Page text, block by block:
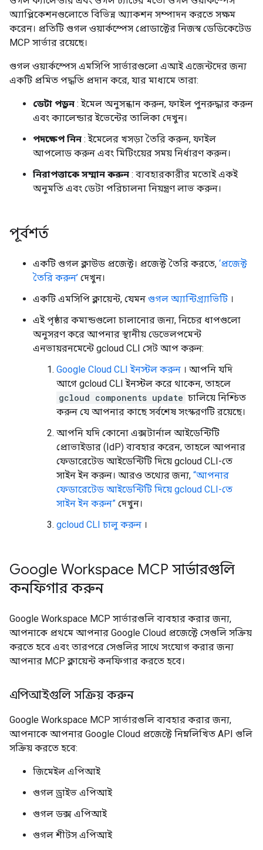
অ্যাপ্লিকেশনগুলোতে বিভিন্ন অ্যাকশন সম্পাদন করতে সক্ষম
করেন। প্রতিটি গুগল ওয়ার্কস্পেস প্রোডাক্টের নিজস্ব ডেডিকেটেড
MCP সার্ভার রয়েছে।
গুগল ওয়ার্কস্পেস এমসিপি সার্ভারগুলো এআই এজেন্টদের জন্য
একটি প্রমিত পদ্ধতি প্রদান করে, যার মাধ্যমে তারা:
ডেটা পড়ুন : ইমেল অনুসন্ধান করুন, ফাইল পুনরুদ্ধার করুন
এবং ক্যালেন্ডার ইভেন্টের তালিকা দেখুন।
পদক্ষেপ নিন : ইমেলের খসড়া তৈরি করুন, ফাইল
আপলোড করুন এবং মিটিংয়ের সময় নির্ধারণ করুন।
নিরাপত্তাকে সম্মান করুন : ব্যবহারকারীর মতোই একই
অনুমতি এবং ডেটা পরিচালনা নিয়ন্ত্রণ লাভ করুন।
পূর্বশর্ত
একটি গুগল ক্লাউড প্রজেক্ট। প্রজেক্ট তৈরি করতে, ‘প্রজেক্ট
তৈরি করুন’ দেখুন।
একটি এমসিপি ক্লায়েন্ট, যেমন গুগল অ্যান্টিগ্র্যাভিটি ।
এই পৃষ্ঠার কমান্ডগুলো চালানোর জন্য, নিচের ধাপগুলো
অনুসরণ করে আপনার স্থানীয় ডেভেলপমেন্ট
এনভায়রনমেন্টে gcloud CLI সেট আপ করুন:
Google Cloud CLI ইনস্টল করুন । আপনি যদি
আগে gcloud CLI ইনস্টল করে থাকেন, তাহলে
gcloud components update চালিয়ে নিশ্চিত
করুন যে আপনার কাছে সর্বশেষ সংস্করণটি রয়েছে।
আপনি যদি কোনো এক্সটার্নাল আইডেন্টিটি
প্রোভাইডার (IdP) ব্যবহার করেন, তাহলে আপনার
ফেডারেটেড আইডেন্টিটি দিয়ে gcloud CLI-তে
সাইন ইন করুন। আরও তথ্যের জন্য, “আপনার
ফেডারেটেড আইডেন্টিটি দিয়ে gcloud CLI-তে
সাইন ইন করুন” দেখুন।
gcloud CLI চালু করুন ।
Google Workspace MCP সার্ভারগুলি
কনফিগার করুন
Google Workspace MCP সার্ভারগুলি ব্যবহার করার জন্য,
আপনাকে প্রথমে আপনার Google Cloud প্রজেক্টে সেগুলি সক্রিয়
করতে হবে এবং তারপরে সেগুলির সাথে সংযোগ করার জন্য
আপনার MCP ক্লায়েন্ট কনফিগার করতে হবে।
এপিআইগুলি সক্রিয় করুন
Google Workspace MCP সার্ভারগুলি ব্যবহার করার জন্য,
আপনাকে আপনার Google Cloud প্রজেক্টে নিম্নলিখিত API গুলি
সক্রিয় করতে হবে:
জিমেইল এপিআই
গুগল ড্রাইভ এপিআই
গুগল ডক্স এপিআই
গুগল শীটস এপিআই